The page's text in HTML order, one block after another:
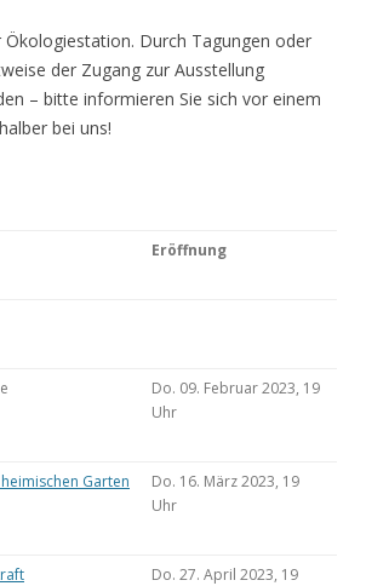
Ökologiestation. Durch Tagungen oder
der Zugang zur Ausstellung
– bitte informieren Sie sich vor einem
bei uns!
Eröffnung
Do. 09. Februar 2023, 19
Uhr
Garten
Do. 16. März 2023, 19
Uhr
Do. 27. April 2023, 19